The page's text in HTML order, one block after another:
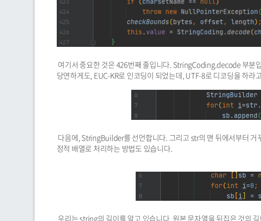
여기서 중요한 것은 426번째 줄입니다. StringCoding.decode 부분
당연하게도, EUC-KR로 인코딩이 되었는데, UTF-8로 디코딩을 하
다음에, StringBuilder를 선언합니다. 그리고 str의 맨 뒤에서부터
정적 배열로 처리하는 방법도 있습니다.
우리는 string의 길이를 알고 있습니다. 원본 문자열을 뒤집은 것의